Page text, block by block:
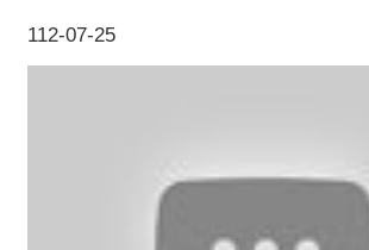
112-07-25